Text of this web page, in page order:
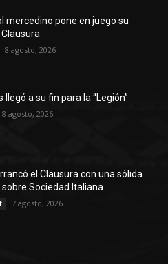
mercedino pone en juego su
8 agosto, 2026
llegó a su fin para la “Legión”
8 agosto, 2026
el Clausura con una sólida
Sociedad Italiana
7 agosto, 2026